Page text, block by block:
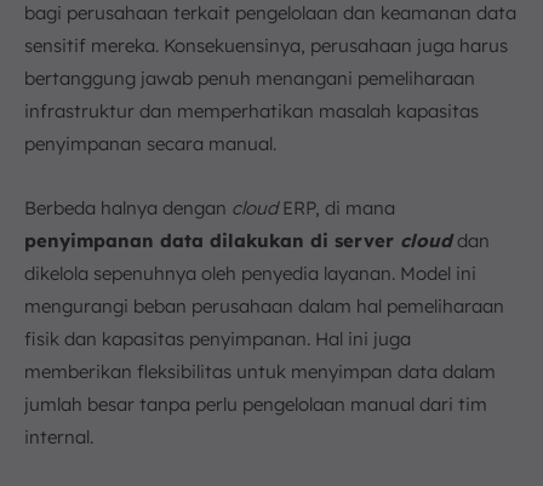
bagi perusahaan terkait pengelolaan dan keamanan data
sensitif mereka. Konsekuensinya, perusahaan juga harus
bertanggung jawab penuh menangani pemeliharaan
infrastruktur dan memperhatikan masalah kapasitas
penyimpanan secara manual.
Berbeda halnya dengan cloudERP, di mana
penyimpanan data dilakukan di server clouddan
dikelola sepenuhnya oleh penyedia layanan. Model ini
mengurangi beban perusahaan dalam hal pemeliharaan
fisik dan kapasitas penyimpanan. Hal ini juga
memberikan fleksibilitas untuk menyimpan data dalam
jumlah besar tanpa perlu pengelolaan manual dari tim
internal.